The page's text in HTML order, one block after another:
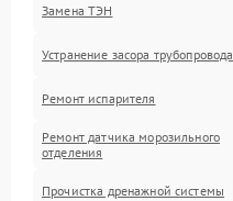
Замена ТЭН
Устранение засора трубопровода
Ремонт испарителя
Ремонт датчика морозильного
отделения
Прочистка дренажной системы